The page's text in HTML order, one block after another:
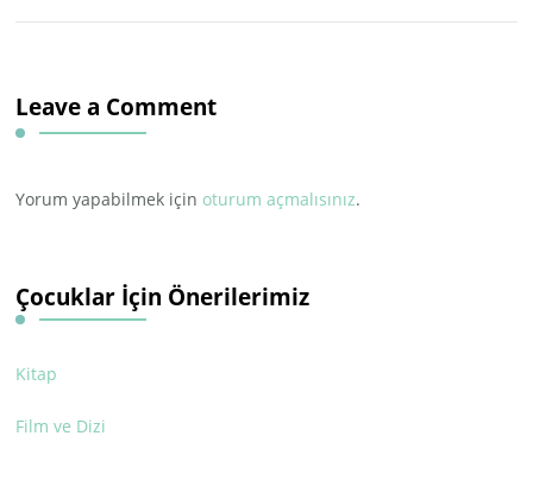
Leave a Comment
Yorum yapabilmek için oturum açmalısınız.
Çocuklar İçin Önerilerimiz
Kitap
Film ve Dizi